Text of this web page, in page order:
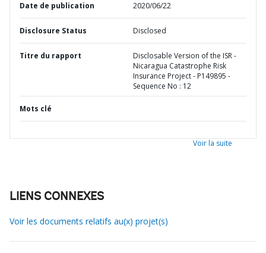
Date de publication 2020/06/22
Disclosure Status Disclosed
Titre du rapport
Disclosable Version of the ISR -
Nicaragua Catastrophe Risk
Insurance Project - P149895 -
Sequence No : 12
Mots clé
Voir la suite
LIENS CONNEXES
Voir les documents relatifs au(x) projet(s)